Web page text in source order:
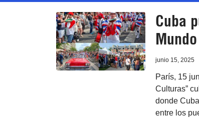
Cuba
junio 15, 2025
París, 15
Culturas”
donde
entre los